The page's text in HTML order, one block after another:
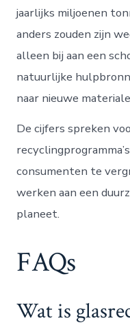
jaarlijks miljoenen
anders zouden zijn
alleen bij aan een
natuurlijke
naar nieuwe
De cijfers spreken
consumenten te
werken aan een
planeet.
FAQs
Wat is